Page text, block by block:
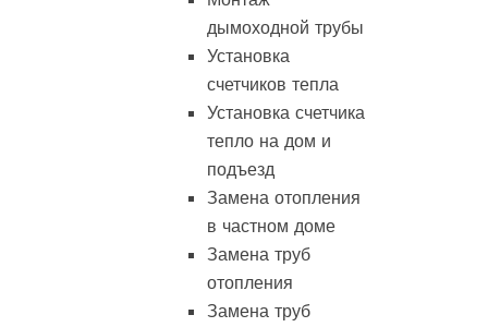
дымоходной трубы
Установка
счетчиков тепла
Установка счетчика
тепло на дом и
подъезд
Замена отопления
в частном доме
Замена труб
отопления
Замена труб